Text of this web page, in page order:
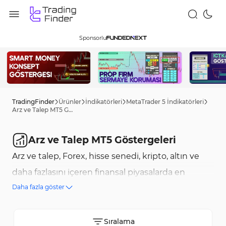
Sponsorlu
TradingFinder Ürünler İndikatörleri MetaTrader 5 İndikatörleri
Arz ve Talep MT5 Göstergeleri
Arz ve Talep MT5 Göstergeleri
Arz ve talep, Forex, hisse senedi, kripto, altın ve
daha fazlasını içeren finansal piyasalarda en
bilinen ticaret stillerinden biridir ve yatırımcılara
imkanı tanır. Arz ve talep göstergeleri, bu noktaları
Daha fazla göster
Sıralama